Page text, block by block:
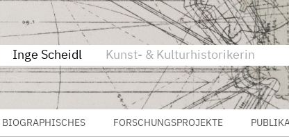
Inge Scheidl Kunst- & Kulturhistorikerin
BIOGRAPHISCHES FORSCHUNGSPROJEKTE